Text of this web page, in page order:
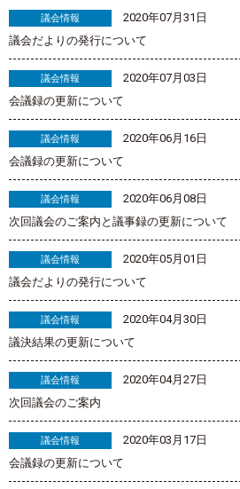
議会情報
2020年07月31日
議会だよりの発行について
議会情報
2020年07月03日
会議録の更新について
議会情報
2020年06月16日
会議録の更新について
議会情報
2020年06月08日
次回議会のご案内と議事録の更新について
議会情報
2020年05月01日
議会だよりの発行について
議会情報
2020年04月30日
議決結果の更新について
議会情報
2020年04月27日
次回議会のご案内
議会情報
2020年03月17日
会議録の更新について